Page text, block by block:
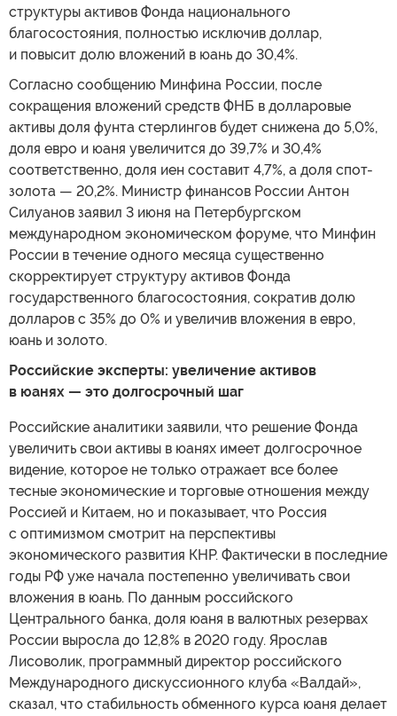
структуры активов Фонда национального
благосостояния, полностью исключив доллар,
и повысит долю вложений в юань до 30,4%.
Согласно сообщению Минфина России, после
сокращения вложений средств ФНБ в долларовые
активы доля фунта стерлингов будет снижена до 5,0%,
доля евро и юаня увеличится до 39,7% и 30,4%
соответственно, доля иен составит 4,7%, а доля спот-
золота — 20,2%. Министр финансов России Антон
Силуанов заявил 3 июня на Петербургском
международном экономическом форуме, что Минфин
России в течение одного месяца существенно
скорректирует структуру активов Фонда
государственного благосостояния, сократив долю
долларов с 35% до 0% и увеличив вложения в евро,
юань и золото.
Российские эксперты: увеличение активов
в юанях — это долгосрочный шаг
Российские аналитики заявили, что решение Фонда
увеличить свои активы в юанях имеет долгосрочное
видение, которое не только отражает все более
тесные экономические и торговые отношения между
Россией и Китаем, но и показывает, что Россия
с оптимизмом смотрит на перспективы
экономического развития КНР. Фактически в последние
годы РФ уже начала постепенно увеличивать свои
вложения в юань. По данным российского
Центрального банка, доля юаня в валютных резервах
России выросла до 12,8% в 2020 году. Ярослав
Лисоволик, программный директор российского
Международного дискуссионного клуба «Валдай»,
сказал, что стабильность обменного курса юаня делает